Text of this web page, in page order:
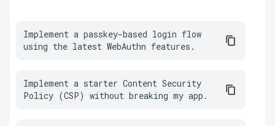
Implement a passkey-based login flow
using the latest WebAuthn features.
Implement a starter Content Security
Policy (CSP) without breaking my app.